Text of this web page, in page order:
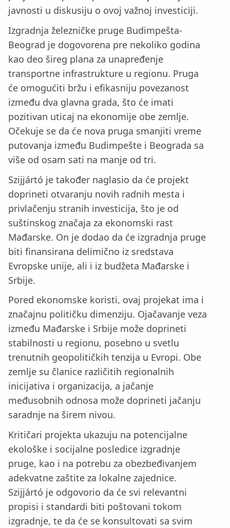
javnosti u diskusiju o ovoj važnoj investiciji.
Izgradnja železničke pruge Budimpešta-
Beograd je dogovorena pre nekoliko godina
kao deo šireg plana za unapređenje
transportne infrastrukture u regionu. Pruga
će omogućiti bržu i efikasniju povezanost
između dva glavna grada, što će imati
pozitivan uticaj na ekonomije obe zemlje.
Očekuje se da će nova pruga smanjiti vreme
putovanja između Budimpešte i Beograda sa
više od osam sati na manje od tri.
Szijjártó je također naglasio da će projekt
doprineti otvaranju novih radnih mesta i
privlačenju stranih investicija, što je od
suštinskog značaja za ekonomski rast
Mađarske. On je dodao da će izgradnja pruge
biti finansirana delimično iz sredstava
Evropske unije, ali i iz budžeta Mađarske i
Srbije.
Pored ekonomske koristi, ovaj projekat ima i
značajnu političku dimenziju. Ojačavanje veza
između Mađarske i Srbije može doprineti
stabilnosti u regionu, posebno u svetlu
trenutnih geopolitičkih tenzija u Evropi. Obe
zemlje su članice različitih regionalnih
inicijativa i organizacija, a jačanje
međusobnih odnosa može doprineti jačanju
saradnje na širem nivou.
Kritičari projekta ukazuju na potencijalne
ekološke i socijalne posledice izgradnje
pruge, kao i na potrebu za obezbeđivanjem
adekvatne zaštite za lokalne zajednice.
Szijjártó je odgovorio da će svi relevantni
propisi i standardi biti poštovani tokom
izgradnje, te da će se konsultovati sa svim